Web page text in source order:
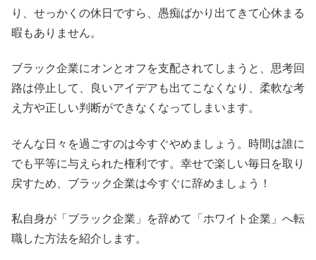
り、せっかくの休日ですら、愚痴ばかり出てきて心休まる
暇もありません。
ブラック企業にオンとオフを支配されてしまうと、思考回
路は停止して、良いアイデアも出てこなくなり、柔軟な考
え方や正しい判断ができなくなってしまいます。
そんな日々を過ごすのは今すぐやめましょう。時間は誰に
でも平等に与えられた権利です。幸せで楽しい毎日を取り
戻すため、ブラック企業は今すぐに辞めましょう！
私自身が「ブラック企業」を辞めて「ホワイト企業」へ転
職した方法を紹介します。